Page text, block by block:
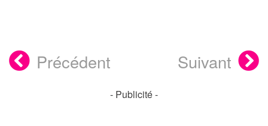
Précédent Suivant
- Publicité -